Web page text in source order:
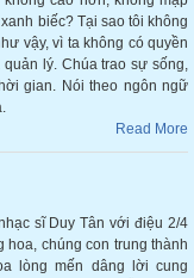
biếc? Tại sao tôi không
vậy, vì ta không có quyền
lý. Chúa trao sự sống,
gian. Nói theo ngôn ngữ
Read More
sĩ Duy Tân với điệu 2/4
hoa, chúng con trung thành
lòng mến dâng lời cung